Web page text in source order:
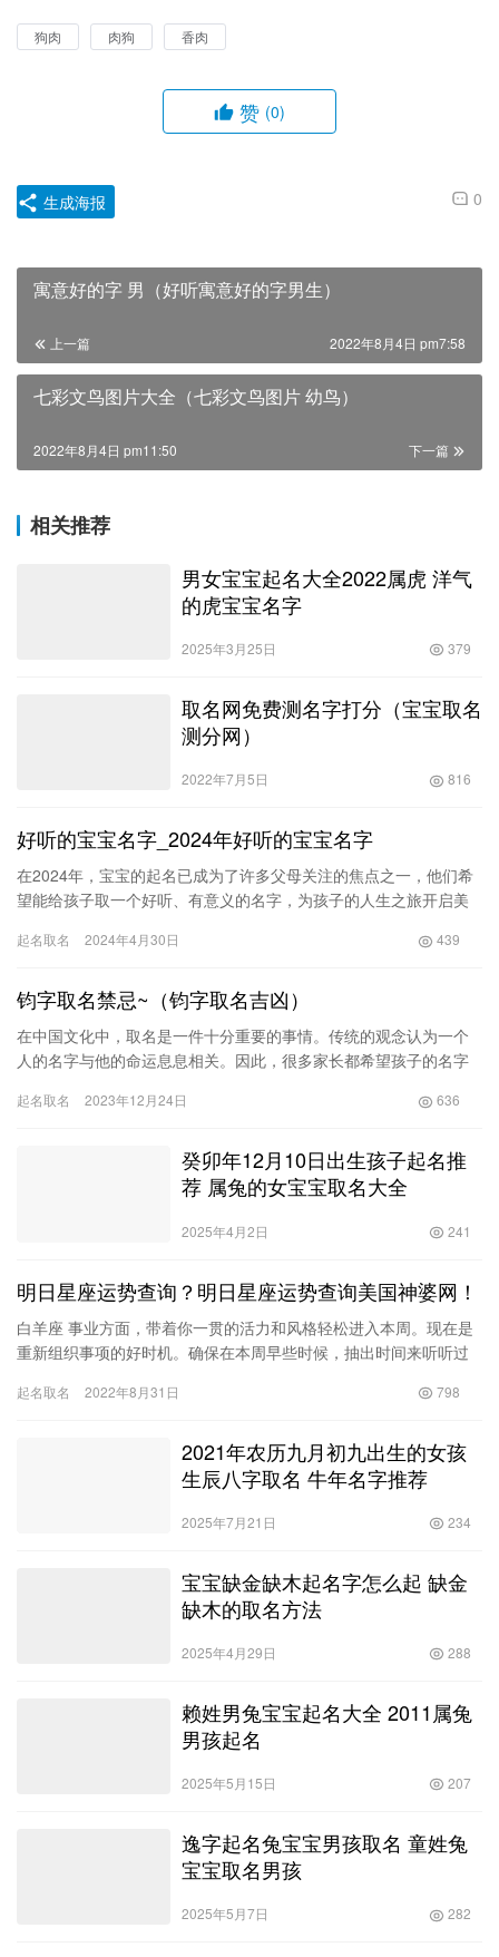
狗肉 肉狗 香肉
赞 (0)
0
生成海报
寓意好的字 男（好听寓意好的字男生）
上一篇 2022年8月4日 pm7:58
七彩文鸟图片大全（七彩文鸟图片 幼鸟）
下一篇
2022年8月4日 pm11:50
相关推荐
男女宝宝起名大全2022属虎 洋气
的虎宝宝名字
2025年3月25日 379
取名网免费测名字打分（宝宝取名
测分网）
2022年7月5日 816
好听的宝宝名字_2024年好听的宝宝名字
在2024年，宝宝的起名已成为了许多父母关注的焦点之一，他们希
望能给孩子取一个好听、有意义的名字，为孩子的人生之旅开启美
好的篇章。因此，在这篇文章中，我们将为您列举出一些在2024…
起名取名 2024年4月30日 439
钧字取名禁忌~（钧字取名吉凶）
在中国文化中，取名是一件十分重要的事情。传统的观念认为一个
人的名字与他的命运息息相关。因此，很多家长都希望孩子的名字
能够为他们带来好运，而不是招致厄运。在中国的传统文化中，有
一种命…
起名取名 2023年12月24日 636
癸卯年12月10日出生孩子起名推
荐 属兔的女宝宝取名大全
2025年4月2日 241
明日星座运势查询？明日星座运势查询美国神婆网！
白羊座 事业方面，带着你一贯的活力和风格轻松进入本周。现在是
重新组织事项的好时机。确保在本周早些时候，抽出时间来听听过
去一段时间大家的不满。如果没有得到坚决的处理，这种繁重的业
务最…
起名取名 2022年8月31日 798
2021年农历九月初九出生的女孩
生辰八字取名 牛年名字推荐
2025年7月21日 234
宝宝缺金缺木起名字怎么起 缺金
缺木的取名方法
2025年4月29日 288
赖姓男兔宝宝起名大全 2011属兔
男孩起名
2025年5月15日 207
逸字起名兔宝宝男孩取名 童姓兔
宝宝取名男孩
2025年5月7日 282